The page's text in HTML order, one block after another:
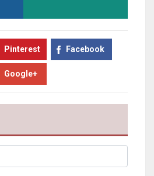
Pinterest Facebook
Google+